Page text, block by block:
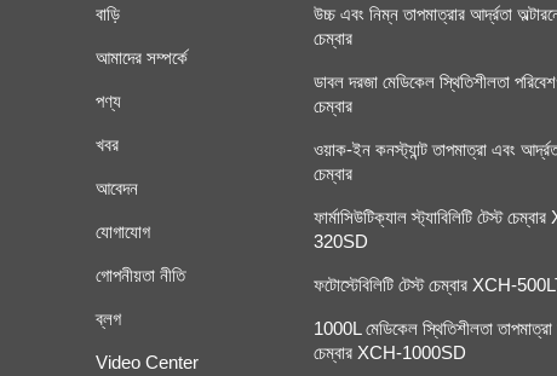
বাড়ি
আমাদের সম্পর্কে
পণ্য
খবর
আবেদন
যোগাযোগ
গোপনীয়তা নীতি
ব্লগ
Video Center
উচ্চ এবং নিম্ন তাপমাত্রার আর্দ্রতা
চেম্বার
ডাবল দরজা মেডিকেল স্থিতিশীলতা
চেম্বার
ওয়াক-ইন কনস্ট্যান্ট তাপমাত্রা এবং
চেম্বার
ফার্মাসিউটিক্যাল স্ট্যাবিলিটি টেস্ট
320SD
ফটোস্টেবিলিটি টেস্ট চেম্বার XCH-
1000L মেডিকেল স্থিতিশীলতা তাপমাত্রা
চেম্বার XCH-1000SD